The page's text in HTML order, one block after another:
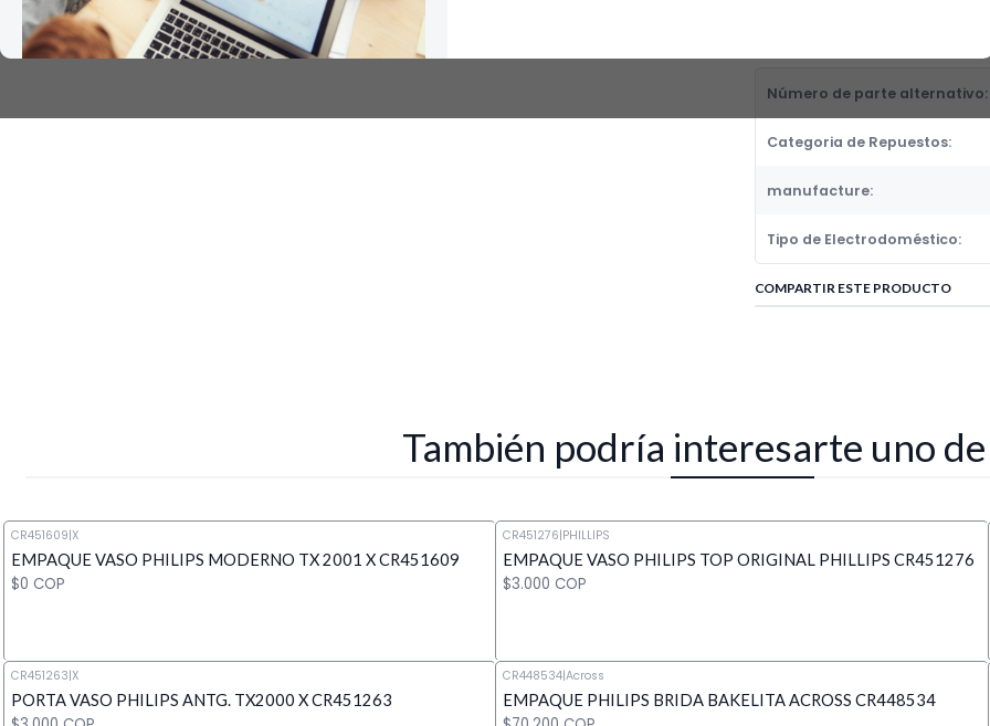
EMPAQUES, FUELLES,
Número de parte alternativo:
Categoria de Repuestos:
manufacture:
Tipo de Electrodoméstico:
COMPARTIR ESTE PRODUCTO
También podría interesarte uno
CR451609|X
EMPAQUE VASO PHILIPS MODERNO TX 2001 X CR451609
$0 COP
Cantidad
CR451276|PHILLIPS
EMPAQUE VASO PHILIPS TOP ORIGINAL PHILLIPS CR451276
$3.000 COP
Cantidad
CR451263|X
PORTA VASO PHILIPS ANTG. TX2000 X CR451263
CR448534|Across
EMPAQUE PHILIPS BRIDA BAKELITA ACROSS CR448534